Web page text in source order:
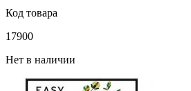
Код товара
17900
Нет в наличии